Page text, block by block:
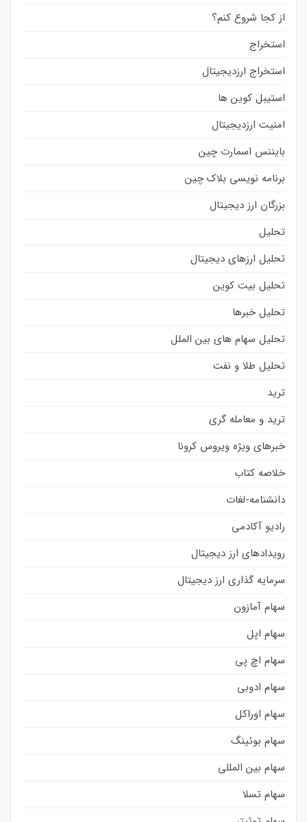
از کجا شروع کنم؟
استخراج
استخراج ارزدیجیتال
استیبل کوین ها
امنیت ارزدیجیتال
بایننس اسمارت چین
برنامه نویسی بلاک چین
بزرگان ارز دیجیتال
تحلیل
تحلیل ارزهای دیجیتال
تحلیل بیت کوین
تحلیل خبرها
تحلیل سهام های بین الملل
تحلیل طلا و نفت
ترید
ترید و معامله گری
خبرهای ویژه ویروس کرونا
خلاصه کتاب
دانشنامه-لغات
رادیو آکادمی
رویدادهای ارز دیجیتال
سرمایه گذاری ارز دیجیتال
سهام آمازون
سهام اپل
سهام اچ پی
سهام ادوبی
سهام اوراکل
سهام بوئینگ
سهام بین المللی
سهام تسلا